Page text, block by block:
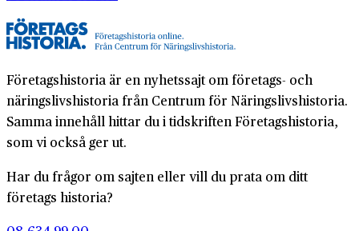
Företagshistoria är en nyhetssajt om företags- och
näringslivshistoria från Centrum för Näringslivshistoria.
Samma innehåll hittar du i tidskriften Företagshistoria,
som vi också ger ut.
Har du frågor om sajten eller vill du prata om ditt
företags historia?